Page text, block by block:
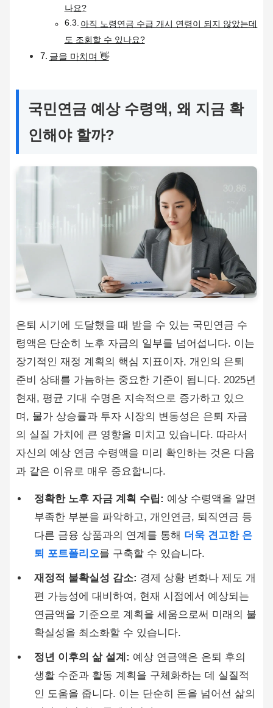
나요?
아직 노령연금 수급 개시 연령이 되지 않았는데
도 조회할 수 있나요?
글을 마치며 👋
국민연금 예상 수령액, 왜 지금 확
인해야 할까?
은퇴 시기에 도달했을 때 받을 수 있는 국민연금 수
령액은 단순히 노후 자금의 일부를 넘어섭니다. 이는
장기적인 재정 계획의 핵심 지표이자, 개인의 은퇴
준비 상태를 가늠하는 중요한 기준이 됩니다. 2025년
현재, 평균 기대 수명은 지속적으로 증가하고 있으
며, 물가 상승률과 투자 시장의 변동성은 은퇴 자금
의 실질 가치에 큰 영향을 미치고 있습니다. 따라서
자신의 예상 연금 수령액을 미리 확인하는 것은 다음
과 같은 이유로 매우 중요합니다.
정확한 노후 자금 계획 수립: 예상 수령액을 알면
부족한 부분을 파악하고, 개인연금, 퇴직연금 등
다른 금융 상품과의 연계를 통해 더욱 견고한 은
퇴 포트폴리오를 구축할 수 있습니다.
재정적 불확실성 감소: 경제 상황 변화나 제도 개
편 가능성에 대비하여, 현재 시점에서 예상되는
연금액을 기준으로 계획을 세움으로써 미래의 불
확실성을 최소화할 수 있습니다.
정년 이후의 삶 설계: 예상 연금액은 은퇴 후의
생활 수준과 활동 계획을 구체화하는 데 실질적
인 도움을 줍니다. 이는 단순히 돈을 넘어선 삶의